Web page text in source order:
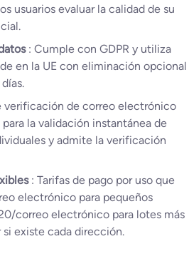
usuarios evaluar la calidad de su
: Cumple con GDPR y utiliza
en la UE con eliminación opcional
verificación de correo electrónico
la validación instantánea de
y admite la verificación
: Tarifas de pago por uso que
electrónico para pequeños
correo electrónico para lotes más
si existe cada dirección.